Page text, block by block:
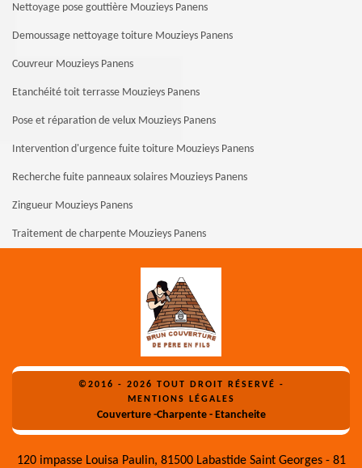
Nettoyage pose gouttière Mouzieys Panens
Demoussage nettoyage toiture Mouzieys Panens
Couvreur Mouzieys Panens
Etanchéité toit terrasse Mouzieys Panens
Pose et réparation de velux Mouzieys Panens
Intervention d'urgence fuite toiture Mouzieys Panens
Recherche fuite panneaux solaires Mouzieys Panens
Zingueur Mouzieys Panens
Traitement de charpente Mouzieys Panens
©2016 - 2026 TOUT DROIT RÉSERVÉ -
MENTIONS LÉGALES
Couverture -Charpente - Etancheite
120 impasse Louisa Paulin, 81500 Labastide Saint Georges - 81